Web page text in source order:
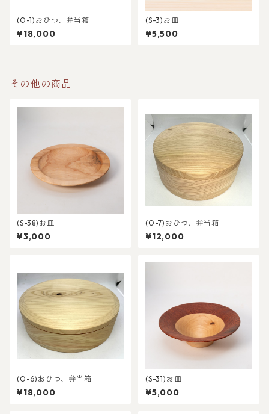
(O-1)おひつ、弁当箱
¥18,000
(S-3)お皿
¥5,500
その他の商品
(S-38)お皿
¥3,000
(O-7)おひつ、弁当箱
¥12,000
(O-6)おひつ、弁当箱
¥18,000
(S-31)お皿
¥5,000